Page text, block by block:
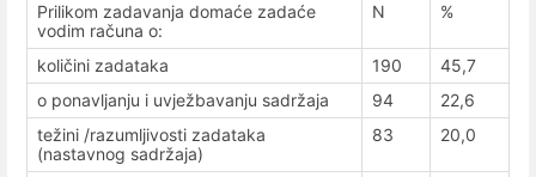
Prilikom zadavanja domaće zadaće
vodim računa o:
N %
količini zadataka 190
45,7
o ponavljanju i uvježbavanju sadržaja
94
22,6
težini /razumljivosti zadataka
(nastavnog sadržaja)
83 20,0